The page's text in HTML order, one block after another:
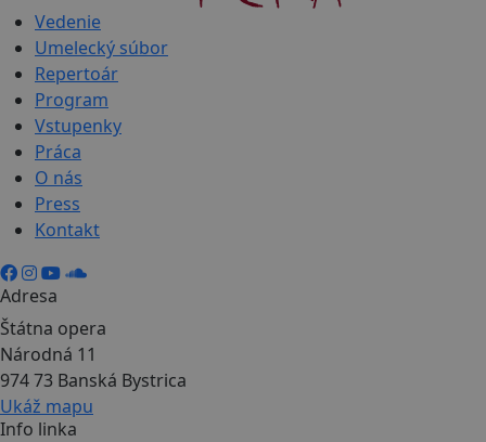
Vedenie
Umelecký súbor
Repertoár
Program
Vstupenky
Práca
O nás
Press
Kontakt
Adresa
Štátna opera
Národná 11
974 73 Banská Bystrica
Ukáž mapu
Info linka